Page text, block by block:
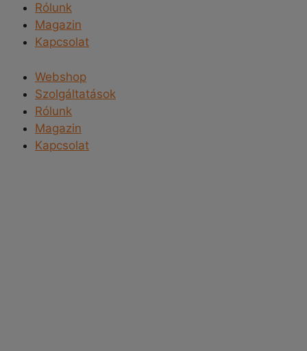
Rólunk
Magazin
Kapcsolat
Webshop
Szolgáltatások
Rólunk
Magazin
Kapcsolat